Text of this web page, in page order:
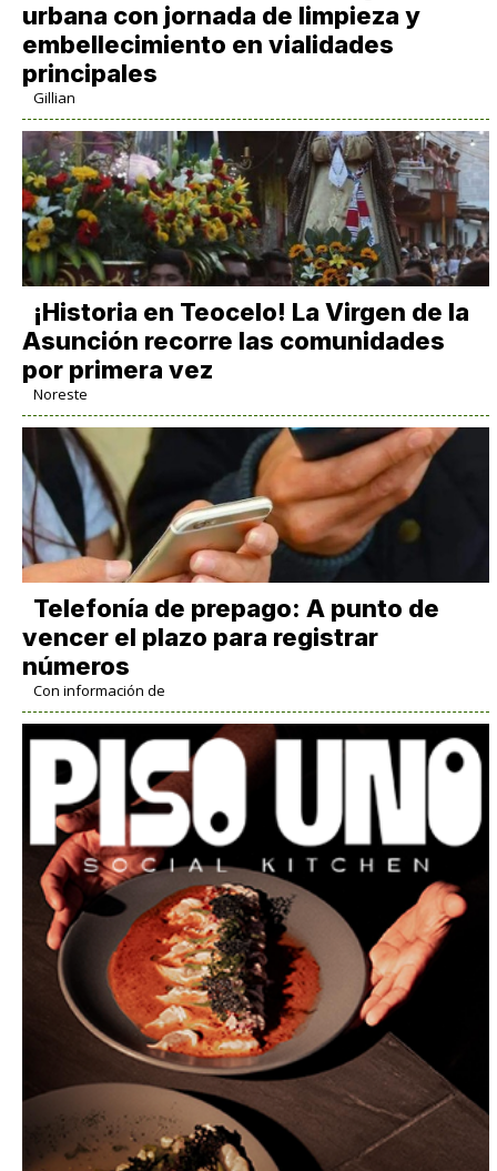
urbana con jornada de limpieza y
embellecimiento en vialidades
principales
Gillian
​¡Historia en Teocelo! La Virgen de la
Asunción recorre las comunidades
por primera vez
Noreste
Telefonía de prepago: A punto de
vencer el plazo para registrar
números
Con información de